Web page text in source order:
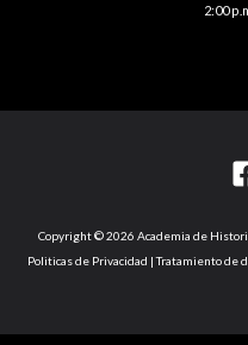
2:00
Copyright © 2026 Academia de
Politicas de Privacidad | Tratamiento de